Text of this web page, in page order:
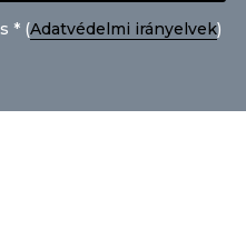
* (Adatvédelmi irányelvek)